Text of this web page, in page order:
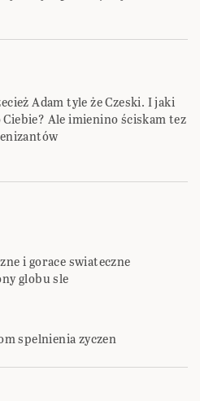
Adam tyle że Czeski. I jaki
Ale imienino ściskam tez
i gorace swiateczne
globu sle
spelnienia zyczen